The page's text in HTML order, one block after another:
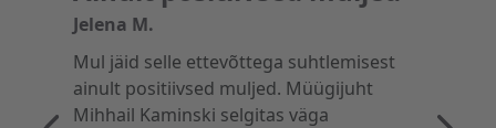
Jelena M.
Mul jäid selle ettevõttega suhtlemisest
ainult positiivsed muljed. Müügijuht
Mihhail Kaminski selgitas väga